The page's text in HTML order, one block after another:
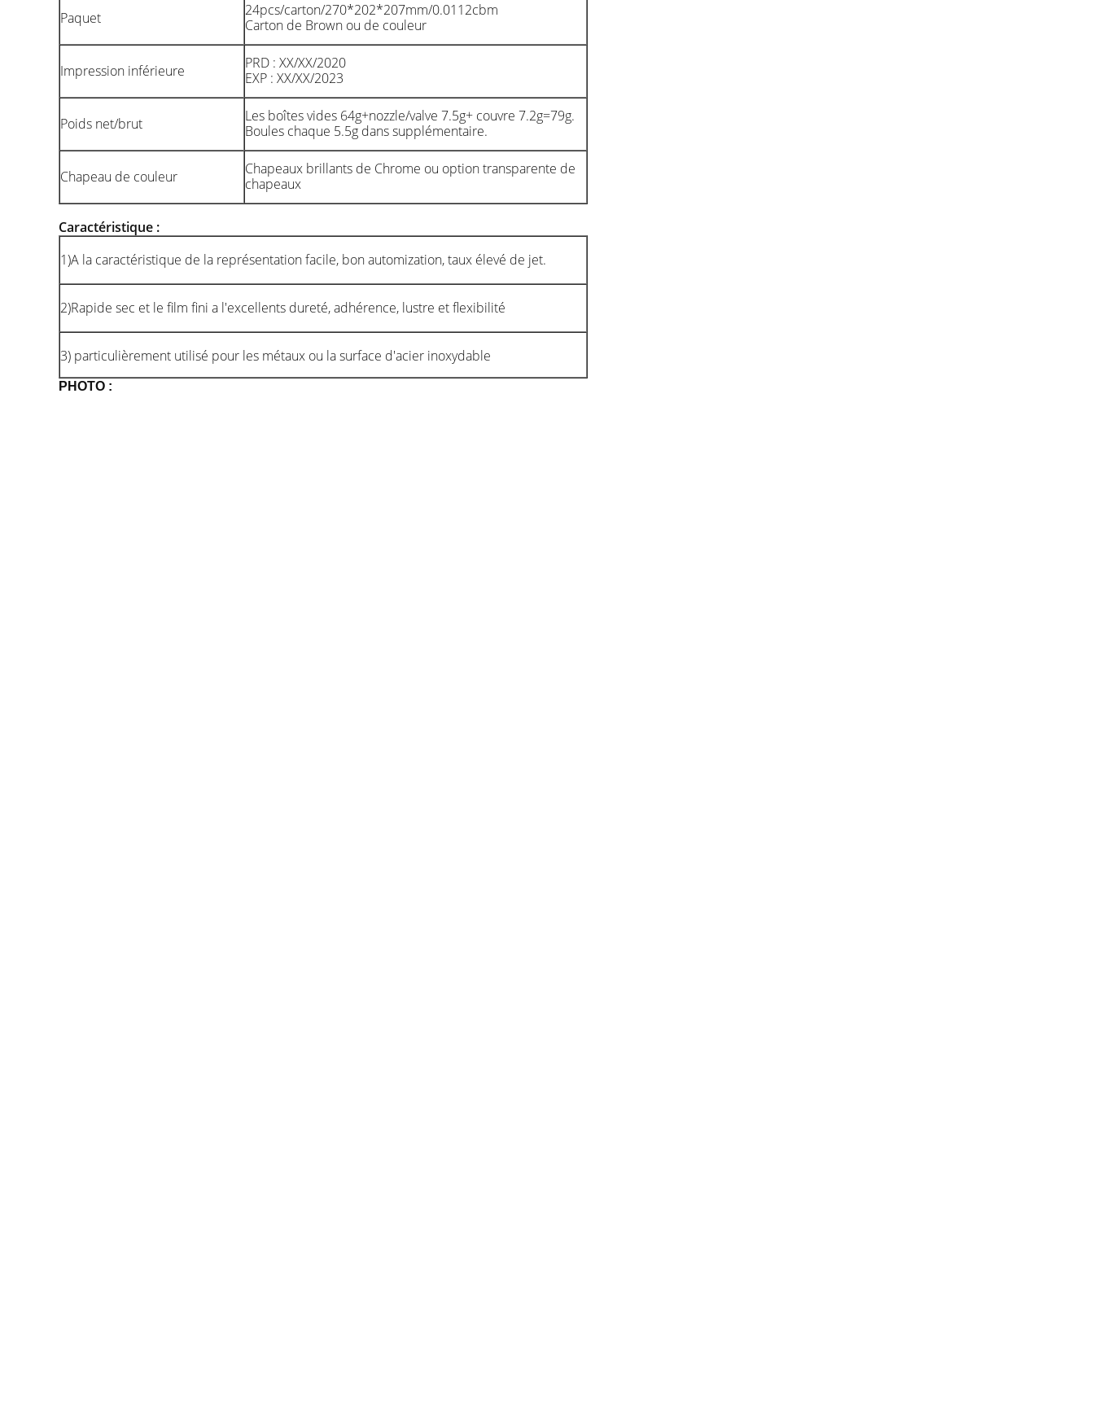
Paquet
24pcs/carton/270*202*207mm/0.0112cbm
Carton de Brown ou de couleur
Impression inférieure
PRD : XX/XX/2020
EXP : XX/XX/2023
Poids net/brut
Les boîtes vides 64g+nozzle/valve 7.5g+ couvre 7.2g=79g.
Boules chaque 5.5g dans supplémentaire.
Chapeau de couleur
Chapeaux brillants de Chrome ou option transparente de
chapeaux
Caractéristique :
1)A la caractéristique de la représentation facile, bon automization, taux élevé de jet.
2)Rapide sec et le film fini a l'excellents dureté, adhérence, lustre et flexibilité
3) particulièrement utilisé pour les métaux ou la surface d'acier inoxydable
PHOTO :